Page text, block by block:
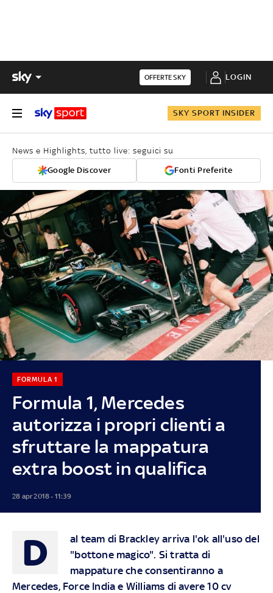
OFFERTE SKY LOGIN
SKY SPORT INSIDER
News e Highlights, tutto live: seguici su
Google Discover Fonti Preferite
Formula 1, Mercedes
autorizza i propri clienti a
sfruttare la mappatura
extra boost in qualifica
FORMULA 1
28 apr 2018 - 11:39
D
al team di Brackley arriva l'ok all'uso del
"bottone magico". Si tratta di
mappature che consentiranno a
Mercedes, Force India e Williams di avere 10 cv